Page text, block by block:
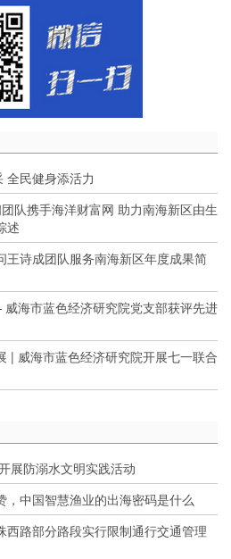
全民健身添活力
队携手海洋财富网 助力南海新区由生
述
王诗成团队服务南海新区年度成果简
海市蓝色经济研究院党支部获评先进
| 威海市蓝色经济研究院开展七一联合
展防溺水文明实践活动
中国智慧渔业的出海密码是什么
西路部分路段实行限制通行交通管理